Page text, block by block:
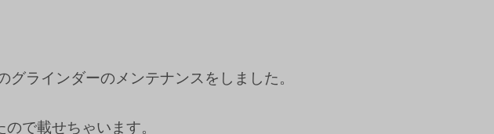
ラインダーのメンテナンスをしました。
で載せちゃいます。